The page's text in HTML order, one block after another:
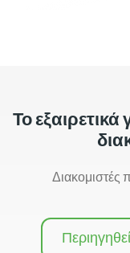
Το
Διακομιστές